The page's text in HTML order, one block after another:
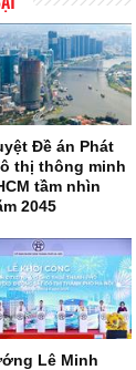
Đề án Phát
thị thông minh
tầm nhìn
2045
Lê Minh